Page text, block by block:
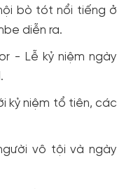
bò tót nổi tiếng ở
diễn ra.
- Lễ kỷ niệm ngày
kỷ niệm tổ tiên, các
vô tội và ngày